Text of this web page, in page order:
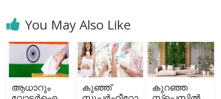
You May Also Like
ആധാറും
കുഞ്ഞ്
കുറഞ്ഞ